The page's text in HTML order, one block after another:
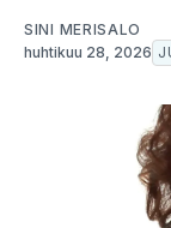
SINI MERISALO
huhtikuu 28, 2026